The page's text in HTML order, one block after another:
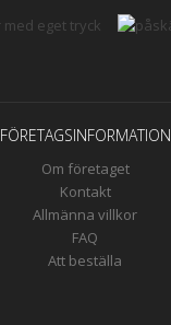
FÖRETAGSINFORMATION
Om företaget
Kontakt
Allmänna villkor
FAQ
Att beställa